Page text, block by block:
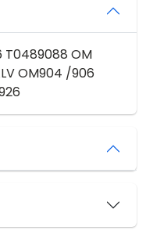
T0489088 OM
OM904 /906